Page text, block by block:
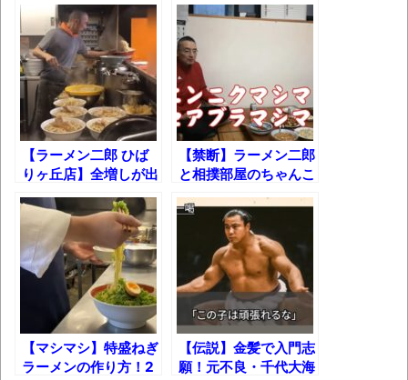
体験談：仕事で同じビルの中に入っている
グループ会社の嫁子 [ほのぼの]
葉月つばさちゃん、昔から見てるんだけど
かなりお姉さんになったね
壊れたエアコンと歌えないボク
バージョンアップ情報更新 AOMEI
Backupper Standard 8.3.0 などバージョンア
ップ
高嶋ちさ子、ダウン症の姉が暴行事件！事
件の一部始終と衝撃の結末
【呆然】北海道旅行ワイ「ウニイクラ丼特
盛で食うぞ！！！うおおおおおおお
お！！！！！」→結
果･････････････････････････････
【ラーメン二郎 ひば
りヶ丘店】全増しが出
来るまでの一部始終！
【禁断】ラーメン二郎
と相撲部屋のちゃんこ
鍋がまさかのコラボを
した結果!!【錣山部
【マシマシ】特盛ねぎ
ラーメンの作り方！2
【伝説】金髪で入門志
願！元不良・千代大海